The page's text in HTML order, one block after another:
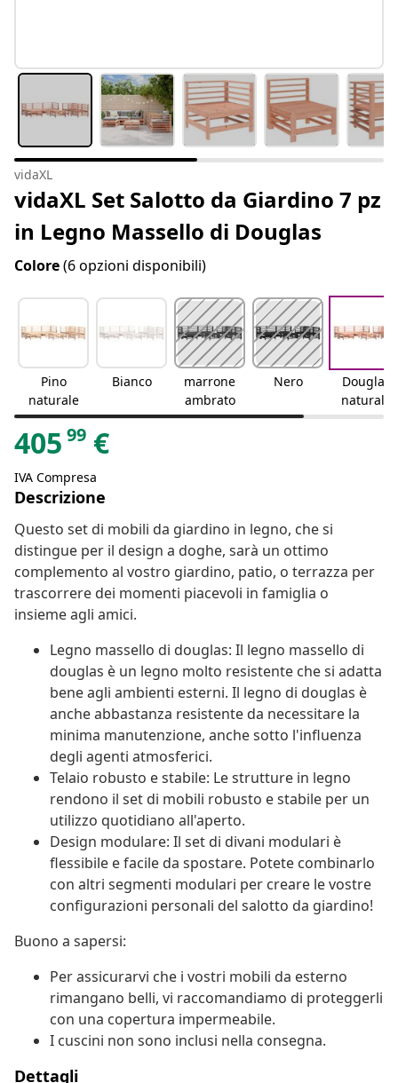
vidaXL
vidaXL Set Salotto da Giardino 7 pz
in Legno Massello di Douglas
Colore(6 opzioni disponibili)
Pino
naturale
Bianco
marrone
ambrato
Nero
Douglas
naturale
405 99 €
IVA Compresa
Descrizione
Questo set di mobili da giardino in legno, che si
distingue per il design a doghe, sarà un ottimo
complemento al vostro giardino, patio, o terrazza per
trascorrere dei momenti piacevoli in famiglia o
insieme agli amici.
Legno massello di douglas: Il legno massello di
douglas è un legno molto resistente che si adatta
bene agli ambienti esterni. Il legno di douglas è
anche abbastanza resistente da necessitare la
minima manutenzione, anche sotto l'influenza
degli agenti atmosferici.
Telaio robusto e stabile: Le strutture in legno
rendono il set di mobili robusto e stabile per un
utilizzo quotidiano all'aperto.
Design modulare: Il set di divani modulari è
flessibile e facile da spostare. Potete combinarlo
con altri segmenti modulari per creare le vostre
configurazioni personali del salotto da giardino!
Buono a sapersi:
Per assicurarvi che i vostri mobili da esterno
rimangano belli, vi raccomandiamo di proteggerli
con una copertura impermeabile.
I cuscini non sono inclusi nella consegna.
Dettagli